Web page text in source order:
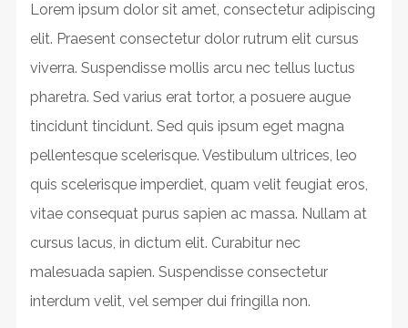
Lorem ipsum dolor sit amet, consectetur adipiscing
elit. Praesent consectetur dolor rutrum elit cursus
viverra. Suspendisse mollis arcu nec tellus luctus
pharetra. Sed varius erat tortor, a posuere augue
tincidunt tincidunt. Sed quis ipsum eget magna
pellentesque scelerisque. Vestibulum ultrices, leo
quis scelerisque imperdiet, quam velit feugiat eros,
vitae consequat purus sapien ac massa. Nullam at
cursus lacus, in dictum elit. Curabitur nec
malesuada sapien. Suspendisse consectetur
interdum velit, vel semper dui fringilla non.